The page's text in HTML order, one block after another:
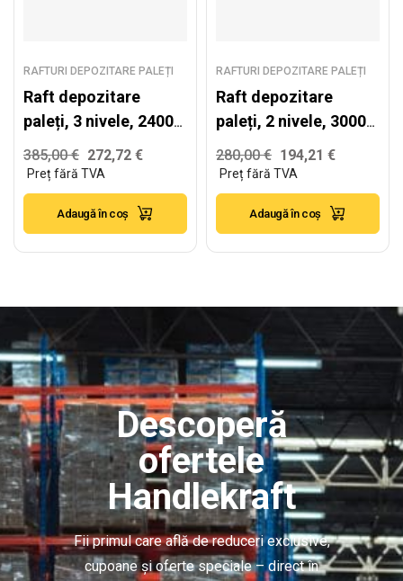
RAFTURI DEPOZITARE PALEȚI
Raft depozitare
paleți, 3 nivele, 2400
kg/nivel – H:5000mm
x L:1980mm x
W:1100mm, 2400
kg/nivel
385,00€ 272,72 €
Adaugă în coș
RAFTURI DEPOZITARE PALEȚI
Raft depozitare
paleți, 2 nivele, 3000
kg/nivel – H:2500mm
x L:2880mm x
W:1100mm, 3000
kg/nivel
280,00€ 194,21 €
Adaugă în coș
Descoperă
ofertele
Handlekraft
Fii primul care află de reduceri exclusive,
cupoane și oferte speciale – direct în